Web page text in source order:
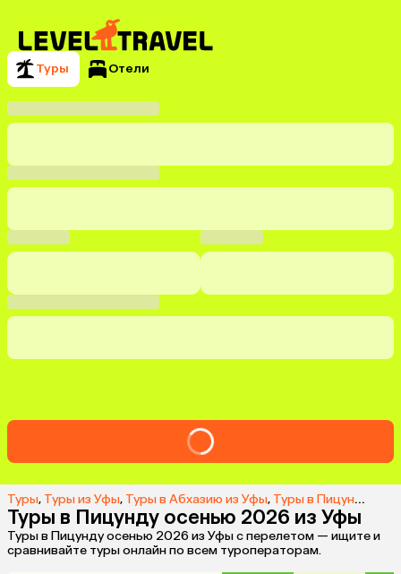
Туры Отели
Туры, Туры из Уфы, Туры в Абхазию из Уфы, Туры в Пицунду из Уфы
Туры в Пицунду осенью 2026 из Уфы
Туры в Пицунду осенью 2026 из Уфы с перелетом — ищите и
сравнивайте туры онлайн по всем туроператорам.